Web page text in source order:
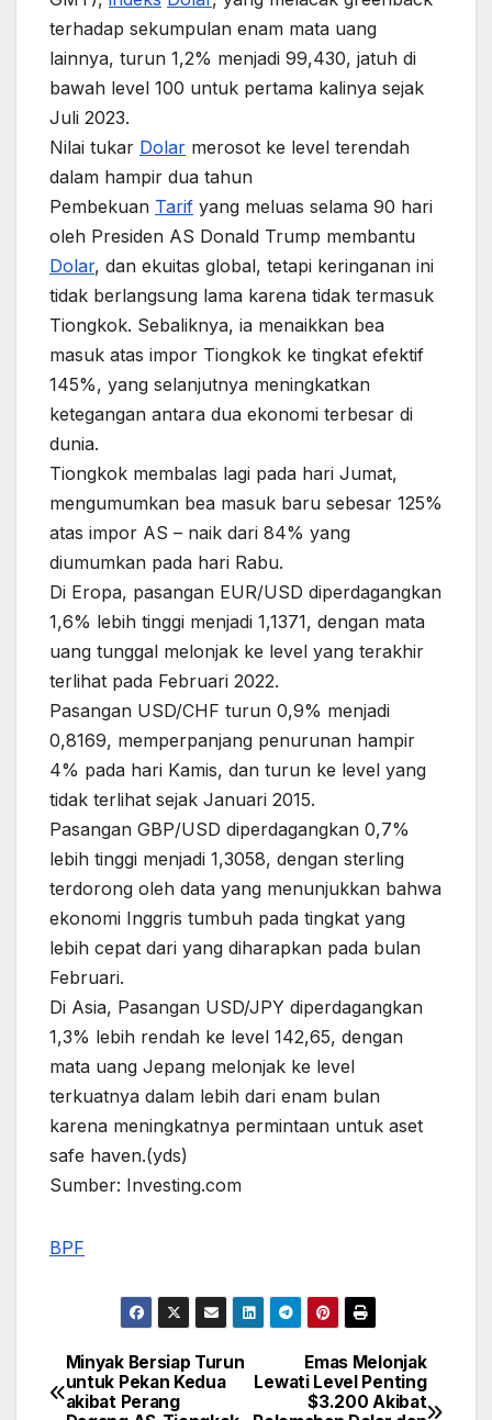
terhadap sekumpulan enam mata uang
lainnya, turun 1,2% menjadi 99,430, jatuh di
bawah level 100 untuk pertama kalinya sejak
Juli 2023.
Nilai tukar Dolar merosot ke level terendah
dalam hampir dua tahun
Pembekuan Tarif yang meluas selama 90 hari
oleh Presiden AS Donald Trump membantu
Dolar, dan ekuitas global, tetapi keringanan ini
tidak berlangsung lama karena tidak termasuk
Tiongkok. Sebaliknya, ia menaikkan bea
masuk atas impor Tiongkok ke tingkat efektif
145%, yang selanjutnya meningkatkan
ketegangan antara dua ekonomi terbesar di
dunia.
Tiongkok membalas lagi pada hari Jumat,
mengumumkan bea masuk baru sebesar 125%
atas impor AS – naik dari 84% yang
diumumkan pada hari Rabu.
Di Eropa, pasangan EUR/USD diperdagangkan
1,6% lebih tinggi menjadi 1,1371, dengan mata
uang tunggal melonjak ke level yang terakhir
terlihat pada Februari 2022.
Pasangan USD/CHF turun 0,9% menjadi
0,8169, memperpanjang penurunan hampir
4% pada hari Kamis, dan turun ke level yang
tidak terlihat sejak Januari 2015.
Pasangan GBP/USD diperdagangkan 0,7%
lebih tinggi menjadi 1,3058, dengan sterling
terdorong oleh data yang menunjukkan bahwa
ekonomi Inggris tumbuh pada tingkat yang
lebih cepat dari yang diharapkan pada bulan
Februari.
Di Asia, Pasangan USD/JPY diperdagangkan
1,3% lebih rendah ke level 142,65, dengan
mata uang Jepang melonjak ke level
terkuatnya dalam lebih dari enam bulan
karena meningkatnya permintaan untuk aset
safe haven.(yds)
Sumber: Investing.com
BPF
Post
Emas Melonjak
Lewati Level Penting
$3.200 Akibat
Minyak Bersiap Turun
untuk Pekan Kedua
akibat Perang